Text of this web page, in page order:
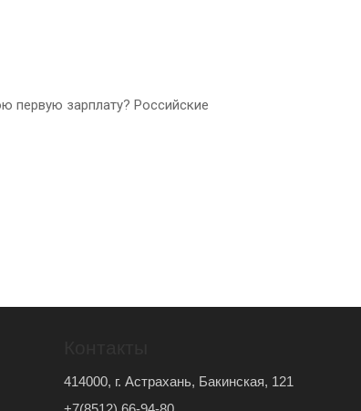
первую зарплату? Российские
414000, г. Астрахань, Бакинская, 121